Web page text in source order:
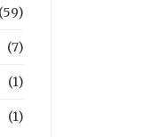
(59)
(7)
(1)
(1)